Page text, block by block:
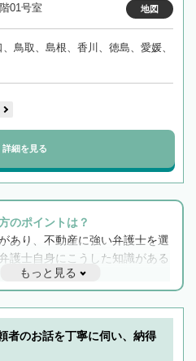
01号室
地図
鳥取、島根、香川、徳島、愛媛、
詳細を見る
のポイントは？
あり、不動産に強い弁護士を選
護士自身にこうした知識がある
携もスムーズに進み、トラブル
相続をトータルで任せることが
、相続は感情がからむ分野なの
も重要です。実際に電話や面談
と会話をしてウマが合う方に依
もっと見る
者のお話を丁寧に伺い、納得